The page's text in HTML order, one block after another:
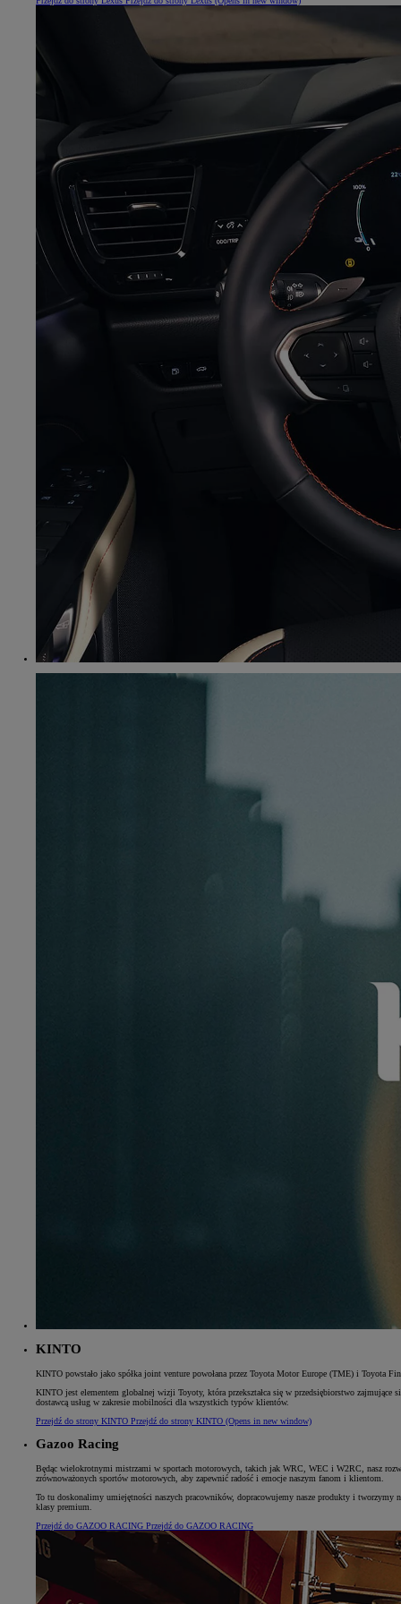
KINTO
KINTO powstało jako spółka joint venture powołana przez Toyota Motor Europe (TME) i Toyota
KINTO jest elementem globalnej wizji Toyoty, która przekształca się w przedsiębiorstwo zajmujące
dostawcą usług w zakresie mobilności dla wszystkich typów klientów.
Przejdź do strony KINTO Przejdź do strony KINTO (Opens in new window)
Gazoo Racing
Będąc wielokrotnymi mistrzami w sportach motorowych, takich jak WRC, WEC i W2RC, nasz
zrównoważonych sportów motorowych, aby zapewnić radość i emocje naszym fanom i klientom.
To tu doskonalimy umiejętności naszych pracowników, dopracowujemy nasze produkty i tworzymy
klasy premium.
Przejdź do GAZOO RACING Przejdź do GAZOO RACING